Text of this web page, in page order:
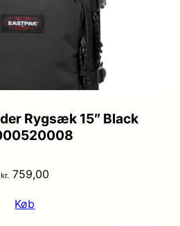
Rygsæk 15″ Black
kr. 759,00
Køb